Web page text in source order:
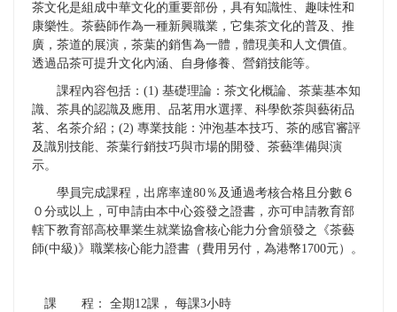
茶文化是組成中華文化的重要部份，具有知識性、趣味性和
康樂性。茶藝師作為一種新興職業，它集茶文化的普及、推
廣，茶道的展演，茶葉的銷售為一體，體現美和人文價值。
透過品茶可提升文化內涵、自身修養、營銷技能等。
課程內容包括：(1) 基礎理論：茶文化概論、茶葉基本知
識、茶具的認識及應用、品茗用水選擇、科學飲茶與藝術品
茗、名茶介紹；(2) 專業技能：沖泡基本技巧、茶的感官審評
及識別技能、茶葉行銷技巧與市場的開發、茶藝準備與演
示。
學員完成課程，出席率達80％及通過考核合格且分數６
０分或以上，可申請由本中心簽發之證書，亦可申請教育部
轄下教育部高校畢業生就業協會核心能力分會頒發之《茶藝
師(中級)》職業核心能力證書（費用另付，為港幣1700元）。
課 程： 全期12課， 每課3小時